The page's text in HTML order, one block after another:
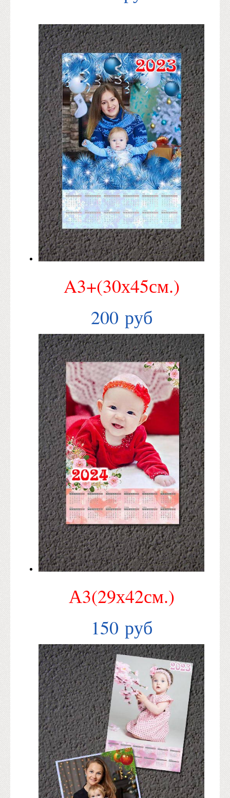
A3+(30х45см.)
200 руб
А3(29х42см.)
150 руб